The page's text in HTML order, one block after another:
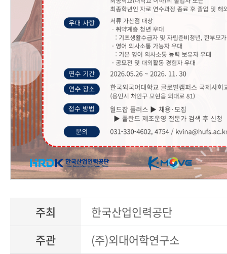
주최
한국산업인력공단
주관
(주)외대어학연구소